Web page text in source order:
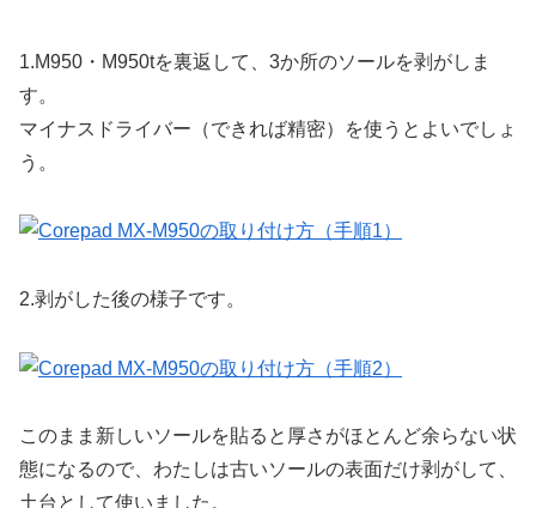
1.M950・M950tを裏返して、3か所のソールを剥がしま
す。
マイナスドライバー（できれば精密）を使うとよいでしょ
う。
2.剥がした後の様子です。
このまま新しいソールを貼ると厚さがほとんど余らない状
態になるので、わたしは古いソールの表面だけ剥がして、
土台として使いました。